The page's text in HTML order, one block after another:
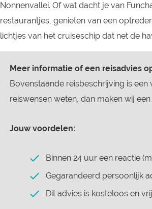
Nonnenvallei. Of wat dacht je van
restaurantjes, genieten van een
lichtjes van het cruiseschip dat net de
Meer informatie of een reisadvies
Bovenstaande reisbeschrijving is
reiswensen weten, dan maken wij
Jouw voordelen:
Binnen 24 uur een reactie
Gegarandeerd persoonlijk
Dit advies is kosteloos en